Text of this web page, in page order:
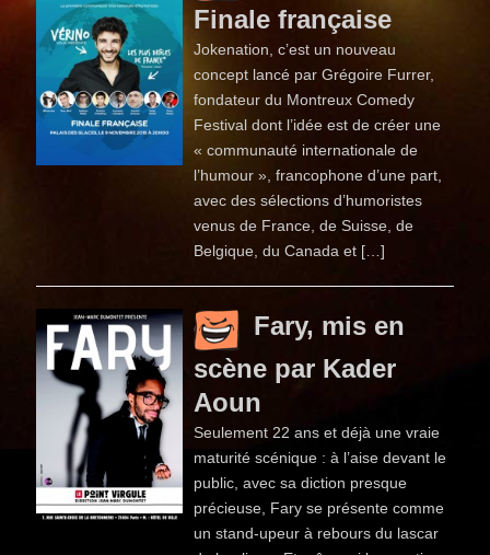
Finale française
Jokenation, c’est un nouveau
concept lancé par Grégoire Furrer,
fondateur du Montreux Comedy
Festival dont l’idée est de créer une
« communauté internationale de
l’humour », francophone d’une part,
avec des sélections d’humoristes
venus de France, de Suisse, de
Belgique, du Canada et […]
Fary, mis en
scène par Kader
Aoun
Seulement 22 ans et déjà une vraie
maturité scénique : à l’aise devant le
public, avec sa diction presque
précieuse, Fary se présente comme
un stand-upeur à rebours du lascar